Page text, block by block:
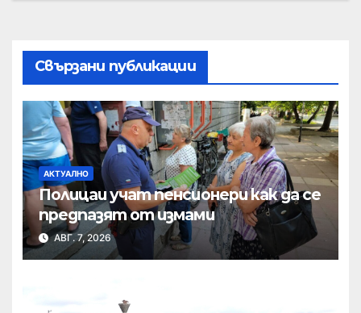
Свързани публикации
АКТУАЛНО
Полицаи учат пенсионери как да се
предпазят от измами
АВГ. 7, 2026